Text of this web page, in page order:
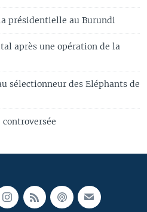
présidentielle au Burundi
après une opération de la
sélectionneur des Eléphants de